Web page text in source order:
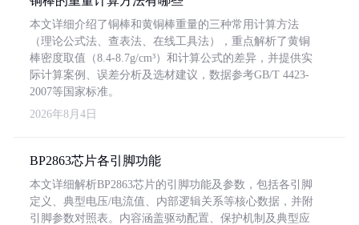
本文详细介绍了铜棒和黄铜棒重量的三种常用计算方法
（理论公式法、查表法、在线工具法），重点解析了黄铜
棒密度取值（8.4-8.7g/cm³）和计算公式的差异，并提供实
际计算案例、误差分析及选材建议，数据参考GB/T 4423-
2007等国家标准。
2026年8月4日
BP2863芯片各引脚功能
本文详细解析BP2863芯片的引脚功能及参数，包括各引脚
定义、典型电压/电流值、内部逻辑关系等核心数据，并附
引脚参数对照表。内容涵盖驱动配置、保护机制及典型应